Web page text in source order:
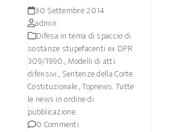
30 Settembre 2014
admin
Difesa in tema di spaccio di
sostanze stupefacenti ex DPR
309/1990.,Modelli di atti
difensivi., Sentenze della Corte
Costituzionale.,Topnews. Tutte
le news in ordine di
pubblicazione.
0 Commenti